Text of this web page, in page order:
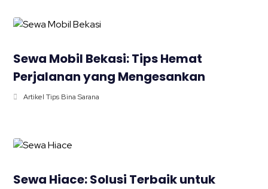
Sewa Mobil Bekasi: Tips Hemat
Perjalanan yang Mengesankan
Artikel Tips Bina Sarana
Sewa Hiace: Solusi Terbaik untuk